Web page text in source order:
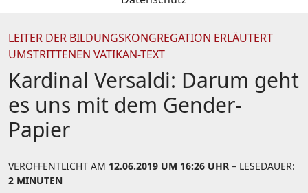
LEITER DER BILDUNGSKONGREGATION ERLÄUTERT
UMSTRITTENEN VATIKAN-TEXT
Kardinal Versaldi: Darum geht
es uns mit dem Gender-
Papier
VERÖFFENTLICHT AM 12.06.2019 UM 16:26 UHR – LESEDAUER:
2 MINUTEN